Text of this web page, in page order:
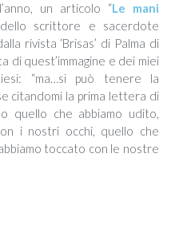
un articolo “Le mani
scrittore e sacerdote
rivista ‘Brisas’ di Palma di
di quest’immagine e dei miei
“ma…si può tenere la
citandomi la prima lettera di
quello che abbiamo udito,
i nostri occhi, quello che
toccato con le nostre